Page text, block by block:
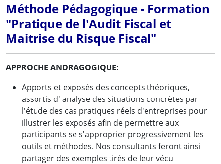
Méthode Pédagogique - Formation
"Pratique de l'Audit Fiscal et
Maitrise du Risque Fiscal"
APPROCHE ANDRAGOGIQUE:
Apports et exposés des concepts théoriques,
assortis d' analyse des situations concrètes par
l'étude des cas pratiques réels d'entreprises pour
illustrer les exposés afin de permettre aux
participants se s'approprier progressivement les
outils et méthodes. Nos consultants feront ainsi
partager des exemples tirés de leur vécu